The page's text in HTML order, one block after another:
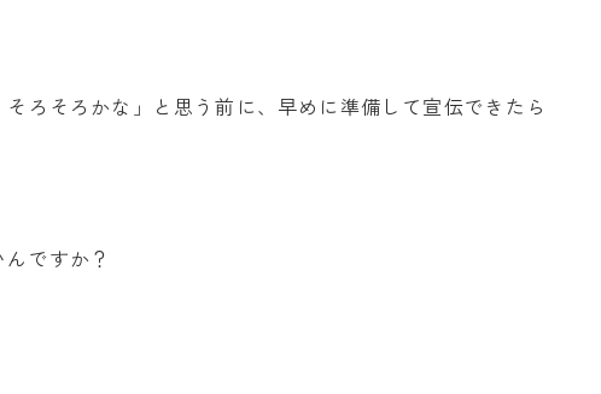
ろそろかな」と思う前に、早めに準備して宣伝できたら
ですか？